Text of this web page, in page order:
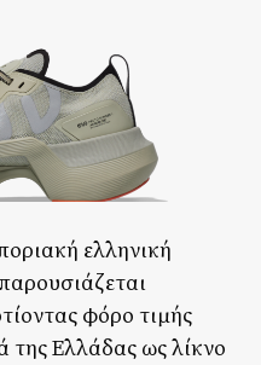
ελληνική
φόρο τιμής
της Ελλάδας ως λίκνο